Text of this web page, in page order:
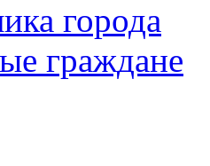
города
граждане